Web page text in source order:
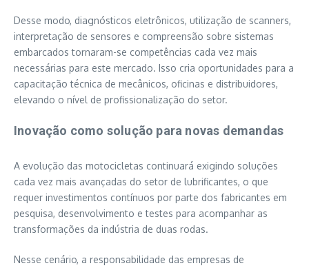
Desse modo, diagnósticos eletrônicos, utilização de scanners,
interpretação de sensores e compreensão sobre sistemas
embarcados tornaram-se competências cada vez mais
necessárias para este mercado. Isso cria oportunidades para a
capacitação técnica de mecânicos, oficinas e distribuidores,
elevando o nível de profissionalização do setor.
Inovação como solução para novas demandas
A evolução das motocicletas continuará exigindo soluções
cada vez mais avançadas do setor de lubrificantes, o que
requer investimentos contínuos por parte dos fabricantes em
pesquisa, desenvolvimento e testes para acompanhar as
transformações da indústria de duas rodas.
Nesse cenário, a responsabilidade das empresas de